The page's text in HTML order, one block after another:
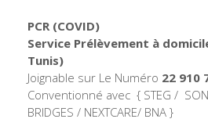
PCR (COVID)
Service Prélèvement à
Tunis)
Joignable sur Le Numéro 22 910
Conventionné avec { STEG /
BRIDGES / NEXTCARE/ BNA }